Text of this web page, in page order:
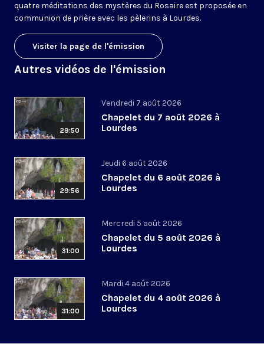
quatre méditations des mystères du Rosaire est proposée en
communion de prière avec les pèlerins à Lourdes.
Visiter la page de l'émission
Autres vidéos de l'émission
29:50
Vendredi 7 août 2026
Chapelet du 7 août 2026 à
Lourdes
29:56
Jeudi 6 août 2026
Chapelet du 6 août 2026 à
Lourdes
31:00
Mercredi 5 août 2026
Chapelet du 5 août 2026 à
Lourdes
31:00
Mardi 4 août 2026
Chapelet du 4 août 2026 à
Lourdes